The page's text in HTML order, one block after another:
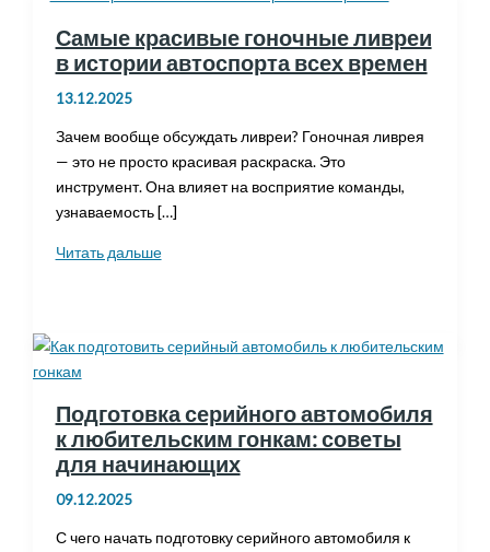
Самые красивые гоночные ливреи
в истории автоспорта всех времен
13.12.2025
Зачем вообще обсуждать ливреи? Гоночная ливрея
— это не просто красивая раскраска. Это
инструмент. Она влияет на восприятие команды,
узнаваемость […]
Самые
в
истории
всех
времен
Читать дальше
Подготовка серийного автомобиля
к любительским гонкам: советы
для начинающих
09.12.2025
С чего начать подготовку серийного автомобиля к